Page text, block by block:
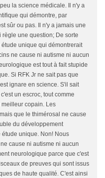
la science médicale. Il n'y a
qui démontre, par
sûr ou pas. Il n'y a jamais une
une question; De sorte
unique qui démontrerait
ne cause ni autisme ni aucun
est tout à fait stupide
Si RFK Jr ne sait pas que
ignare en science. S'il sait
un escroc, tout comme
copain. Les
que le thimérosal ne cause
du développement
unique. Non! Nous
cause ni autisme ni aucun
neurologique parce que c'est
de preuves qui sont issus
de haute qualité. C'est ainsi